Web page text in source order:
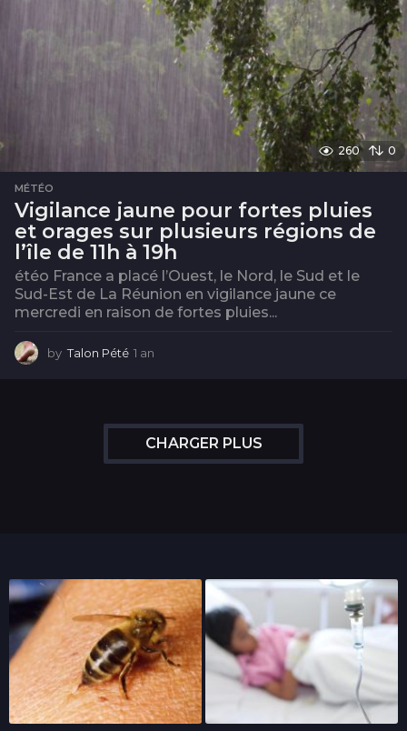
260 0
MÉTÉO
Vigilance jaune pour fortes pluies
et orages sur plusieurs régions de
l’île de 11h à 19h
étéo France a placé l’Ouest, le Nord, le Sud et le
Sud-Est de La Réunion en vigilance jaune ce
mercredi en raison de fortes pluies...
by Talon Pété 1 an
CHARGER PLUS